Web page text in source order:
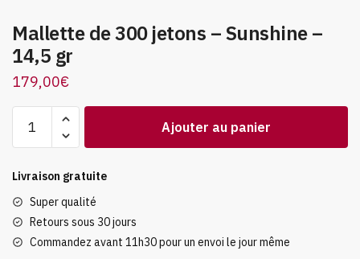
Mallette de 300 jetons – Sunshine –
14,5 gr
179,00€
de
jetons
-
Sunshine
Ajouter au panier
Livraison gratuite
Super qualité
Retours sous 30 jours
Commandez avant 11h30 pour un envoi le jour même